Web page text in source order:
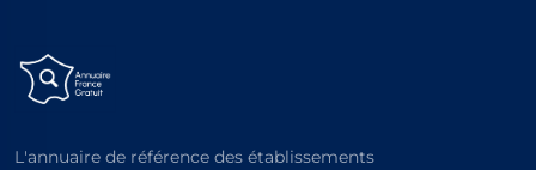
L'annuaire de référence des établissements